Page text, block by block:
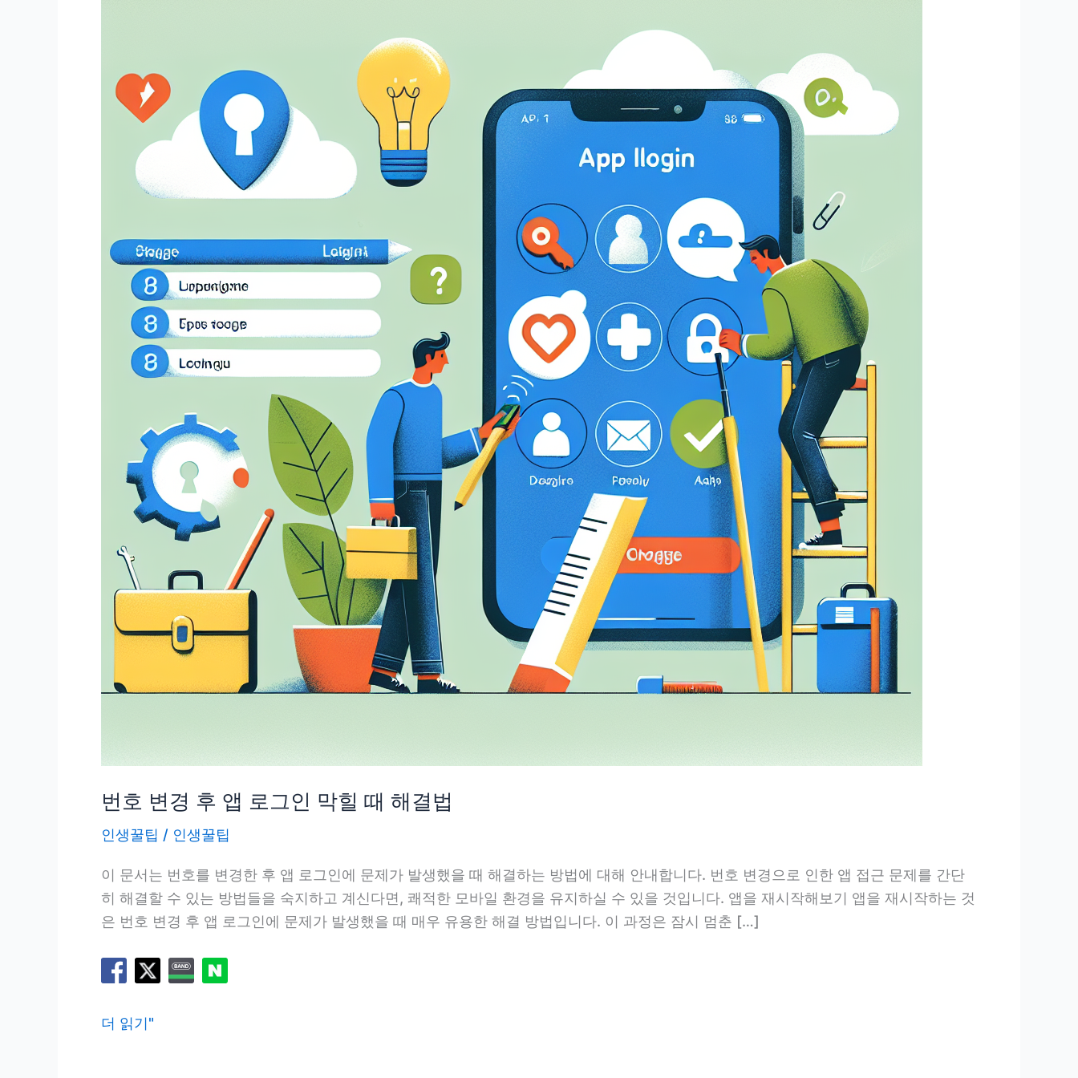
번호 변경 후 앱 로그인 막힐 때 해결법
인생꿀팁 / 인생꿀팁
이 문서는 번호를 변경한 후 앱 로그인에 문제가 발생했을 때 해결하는 방법에 대해 안내합니다. 번호 변경으로 인한 앱 접근 문제를 간단
히 해결할 수 있는 방법들을 숙지하고 계신다면, 쾌적한 모바일 환경을 유지하실 수 있을 것입니다. 앱을 재시작해보기 앱을 재시작하는 것
은 번호 변경 후 앱 로그인에 문제가 발생했을 때 매우 유용한 해결 방법입니다. 이 과정은 잠시 멈춘 […]
번
더 읽기"